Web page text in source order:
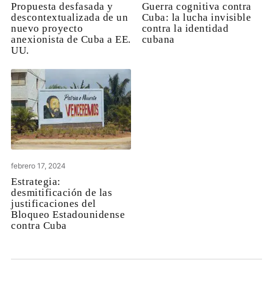
Propuesta desfasada y
descontextualizada de un
nuevo proyecto
anexionista de Cuba a EE.
UU.
Guerra cognitiva contra
Cuba: la lucha invisible
contra la identidad
cubana
febrero 17, 2024
Estrategia:
desmitificación de las
justificaciones del
Bloqueo Estadounidense
contra Cuba